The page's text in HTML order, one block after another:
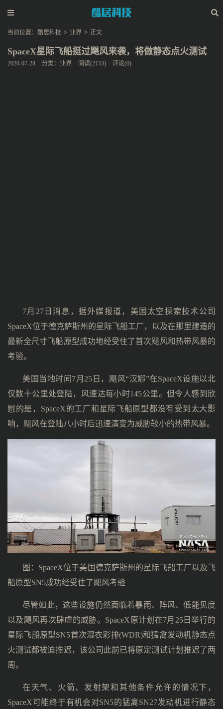
当前位置： 酷居科技 > 业界 > 正文
SpaceX星际飞船挺过飓风来袭，将做静态点火测试
2020-07-28 分类： 业界 阅读(2153) 评论(0)
7月27日消息，据外媒报道，美国太空探索技术公司
SpaceX位于德克萨斯州的星际飞船工厂，以及在那里建造的
最新全尺寸飞船原型成功地经受住了首次飓风和热带风暴的
考验。
美国当地时间7月25日，飓风“汉娜”在SpaceX设施以北
仅数十公里处登陆，风速达每小时145公里。但令人感到欣
慰的是，SpaceX的工厂和星际飞船原型都没有受到太大影
响，飓风在登陆八小时后迅速演变为威胁较小的热带风暴。
图：SpaceX位于美国德克萨斯州的星际飞船工厂以及飞
船原型SN5成功经受住了飓风考验
尽管如此，这些设施仍然面临着暴雨、阵风、低能见度
以及飓风再次肆虐的威胁。SpaceX原计划在7月25日举行的
星际飞船原型SN5首次湿衣彩排(WDR)和猛禽发动机静态点
火测试都被迫推迟，该公司此前已将原定测试计划推迟了两
周。
在天气、火箭、发射架和其他条件允许的情况下，
SpaceX可能终于有机会对SN5的猛禽SN27发动机进行静态